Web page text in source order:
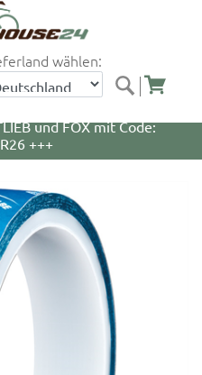
wählen:
Bikes und Zubehör mit
und FOX mit Code:
+++